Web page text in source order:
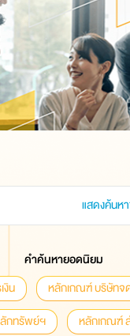
แสดงค้นห
คำค้นหายอดนิยม
งิน
หลักเกณฑ์ บริษัทจ
กทรัพย์ฯ
หลักเกณฑ์